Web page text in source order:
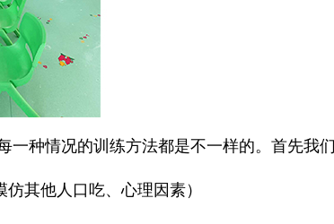
种情况的训练方法都是不一样的。首先我
其他人口吃、心理因素）